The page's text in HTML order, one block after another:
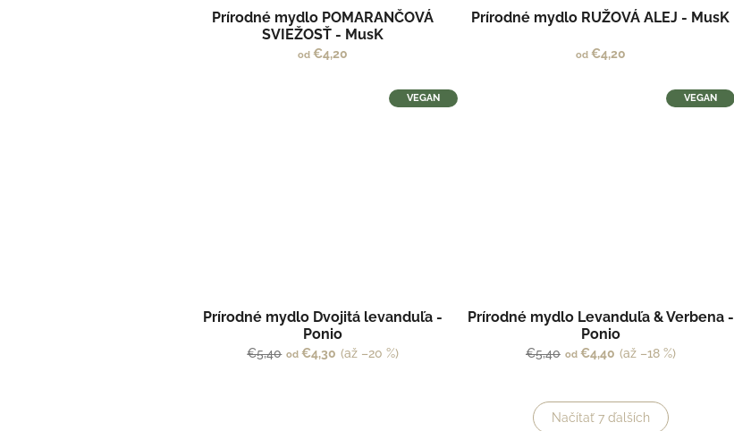
Prírodné mydlo POMARANČOVÁ
SVIEŽOSŤ - MusK
od €4,20
Prírodné mydlo RUŽOVÁ ALEJ - MusK
od€4,20
VEGAN
Prírodné mydlo Dvojitá levanduľa -
Ponio
€5,40 od €4,30 (až –20 %)
VEGAN
Prírodné mydlo Levanduľa & Verbena -
Ponio
€5,40 od€4,40 (až –18 %)
Načítať 7 ďalších